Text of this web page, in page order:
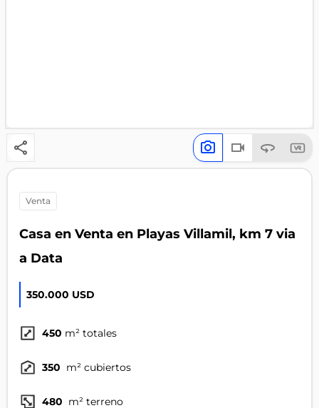
venta
Casa en Venta en Playas Villamil, km 7 via
a Data
350.000 USD
450 m² totales
350 m² cubiertos
480 m² terreno